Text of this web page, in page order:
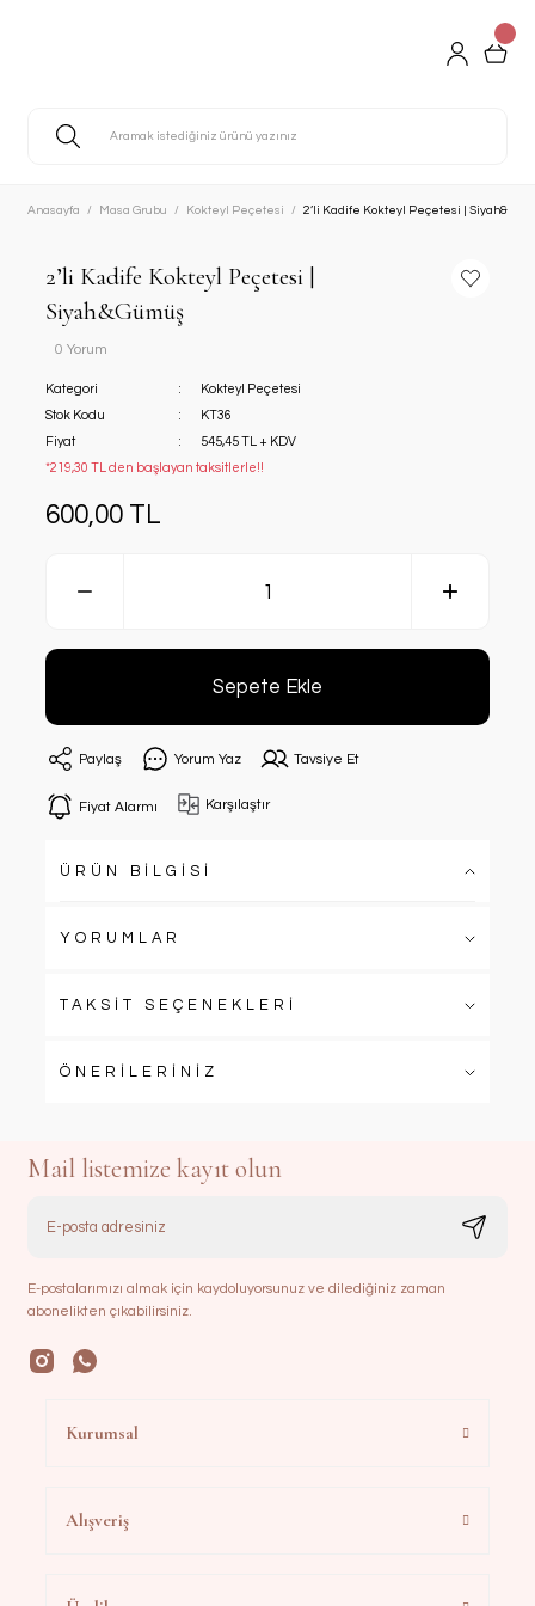
Anasayfa Masa Grubu Kokteyl Peçetesi 2’li Kadife Kokteyl Peçetesi |
2’li Kadife Kokteyl Peçetesi |
Siyah&Gümüş
0 Yorum
Kategori
Kokteyl Peçetesi
Stok Kodu
KT36
Fiyat
545,45 TL + KDV
*219,30 TL den başlayan taksitlerle!!
600,00 TL
Sepete Ekle
Paylaş Yorum Yaz Tavsiye Et
Fiyat Alarmı Karşılaştır
ÜRÜN BİLGİSİ
YORUMLAR
TAKSİT SEÇENEKLERİ
ÖNERİLERİNİZ
Mail listemize kayıt olun
E-postalarımızı almak için kaydoluyorsunuz ve dilediğiniz zaman
abonelikten çıkabilirsiniz.
Kurumsal
Alışveriş